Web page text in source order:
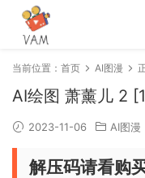
当前位置： 首页 AI图漫
AI绘图 萧薰儿 2
2023-11-06 AI图漫
解压码请看购